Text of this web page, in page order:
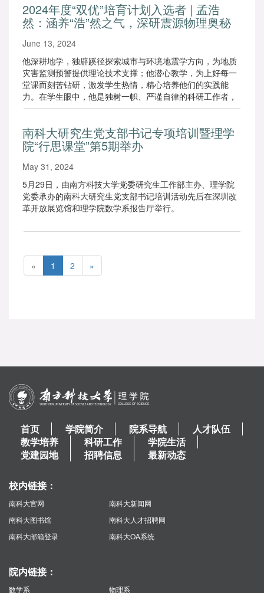
2024年度“双优”培育计划入选者 | 孟浩
然：涵养“浩”然之气，深研震源物理奥秘
June 13, 2024
他深耕地学，独辟蹊径探索城市与环境地震学方向，为地质
灾害监测预警提供理论技术支撑；他潜心教学，为上好每一
堂课而刻苦钻研，激发学生热情，精心培养他们的实践能
力。在学生眼中，他是独树一帜、严谨自律的科研工作者，
同时也是一位温柔细心、宽以待人的谦谦君子。而令他最有
进步。
南科大研究生党支部书记专项培训暨理学
院“行思课堂”第5期举办
May 31, 2024
5月29日，由南方科技大学党委研究生工作部主办、理学院
党委承办的南科大研究生党支部书记培训活动先后在深圳改
革开放展览馆和理学院数学系报告厅举行。
« 1 2 »
首页 学院简介 院系导航
人才队伍
教学培养
科研工作
学院生活
党建园地
招聘信息 最新动态
校内链接：
南科大官网
南科大新闻网
南科大图书馆
南科大人才招聘网
南科大邮箱登录
南科大OA系统
院内链接：
数学系 物理系